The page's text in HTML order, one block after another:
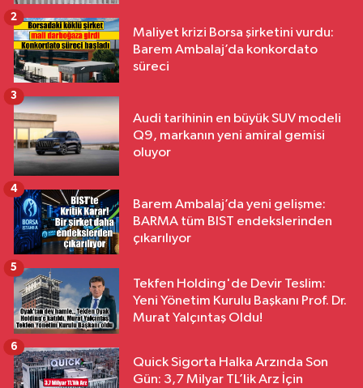
Maliyet krizi Borsa şirketini vurdu:
Barem Ambalaj’da konkordato
süreci
2
Audi tarihinin en büyük SUV modeli
Q9, markanın yeni amiral gemisi
oluyor
3
Barem Ambalaj’da yeni gelişme:
BARMA tüm BIST endekslerinden
çıkarılıyor
4
Tekfen Holding'de Devir Teslim:
Yeni Yönetim Kurulu Başkanı Prof. Dr.
Murat Yalçıntaş Oldu!
5
Quick Sigorta Halka Arzında Son
Gün: 3,7 Milyar TL’lik Arz İçin
6